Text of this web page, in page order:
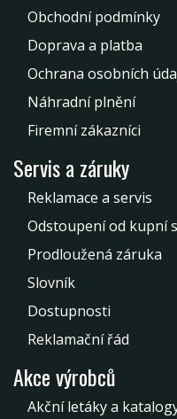
Obchodní podmínky
Doprava a platba
Ochrana osobních
Náhradní plnění
Firemní zákazníci
Servis a záruky
Reklamace a servis
Odstoupení od kupní
Prodloužená záruka
Slovník
Dostupnosti
Reklamační řád
Akce výrobců
Akční letáky a